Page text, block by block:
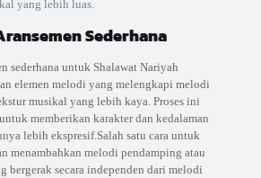
yang lebih luas.
Sederhana
sederhana untuk Shalawat Nariyah
elemen melodi yang melengkapi melodi
musikal yang lebih kaya. Proses ini
memberikan karakter dan kedalaman
lebih ekspresif.Salah satu cara untuk
menambahkan melodi pendamping atau
bergerak secara independen dari melodi